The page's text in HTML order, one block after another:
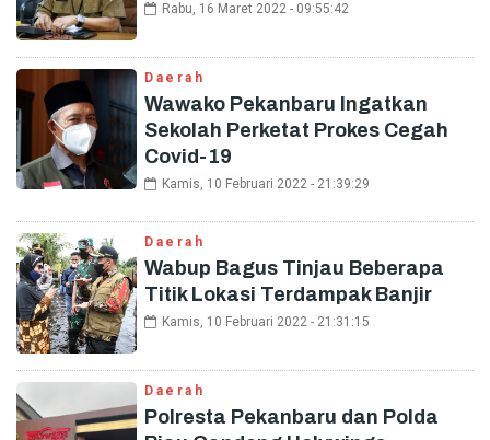
Rabu, 16 Maret 2022 - 09:55:42
Daerah
Wawako Pekanbaru Ingatkan
Sekolah Perketat Prokes Cegah
Covid-19
Kamis, 10 Februari 2022 - 21:39:29
Daerah
Wabup Bagus Tinjau Beberapa
Titik Lokasi Terdampak Banjir
Kamis, 10 Februari 2022 - 21:31:15
Daerah
Polresta Pekanbaru dan Polda